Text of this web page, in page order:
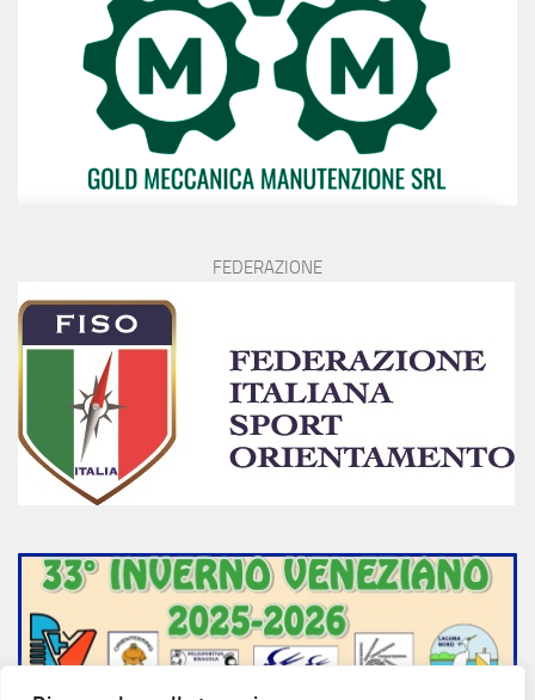
FEDERAZIONE